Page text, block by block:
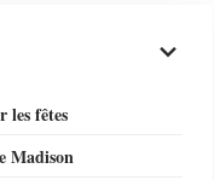
les fêtes
Madison